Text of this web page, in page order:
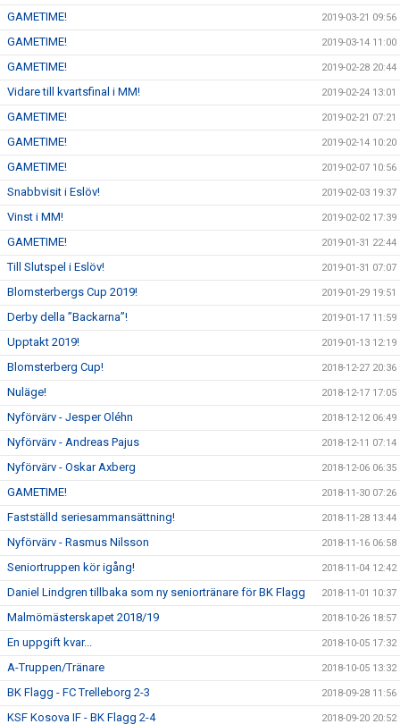
GAMETIME! 2019-03-21 09:56
GAMETIME! 2019-03-14 11:00
GAMETIME! 2019-02-28 20:44
Vidare till kvartsfinal i MM! 2019-02-24 13:01
GAMETIME! 2019-02-21 07:21
GAMETIME! 2019-02-14 10:20
GAMETIME! 2019-02-07 10:56
Snabbvisit i Eslöv! 2019-02-03 19:37
Vinst i MM! 2019-02-02 17:39
GAMETIME! 2019-01-31 22:44
Till Slutspel i Eslöv! 2019-01-31 07:07
Blomsterbergs Cup 2019! 2019-01-29 19:51
Derby della ”Backarna”! 2019-01-17 11:59
Upptakt 2019! 2019-01-13 12:19
Blomsterberg Cup! 2018-12-27 20:36
Nuläge! 2018-12-17 17:05
Nyförvärv - Jesper Oléhn 2018-12-12 06:49
Nyförvärv - Andreas Pajus 2018-12-11 07:14
Nyförvärv - Oskar Axberg 2018-12-06 06:35
GAMETIME! 2018-11-30 07:26
Fastställd seriesammansättning! 2018-11-28 13:44
Nyförvärv - Rasmus Nilsson 2018-11-16 06:58
Seniortruppen kör igång! 2018-11-04 12:42
Daniel Lindgren tillbaka som ny seniortränare för BK Flagg 2018-11-01 10:37
Malmömästerskapet 2018/19 2018-10-26 18:57
En uppgift kvar... 2018-10-05 17:32
A-Truppen/Tränare 2018-10-05 13:32
BK Flagg - FC Trelleborg 2-3 2018-09-28 11:56
KSF Kosova IF - BK Flagg 2-4 2018-09-20 20:52